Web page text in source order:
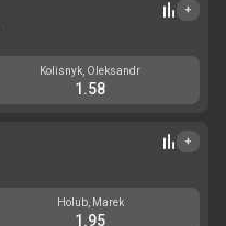
+
Kolisnyk, Oleksandr
1.58
+
Holub, Marek
1.95